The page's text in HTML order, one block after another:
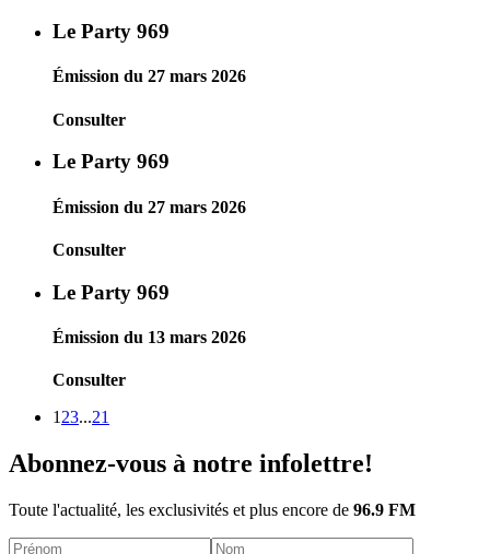
Le Party 969
Émission du 27 mars 2026
Consulter
Le Party 969
Émission du 27 mars 2026
Consulter
Le Party 969
Émission du 13 mars 2026
Consulter
1 23...21
Abonnez-vous à notre infolettre!
Toute l'actualité, les exclusivités et plus encore de 96.9 FM